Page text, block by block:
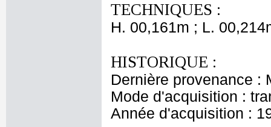
TECHNIQUES :
H. 00,161m ; L.
HISTORIQUE :
Dernière provenance :
Mode d'acquisition :
Année d'acquisition :